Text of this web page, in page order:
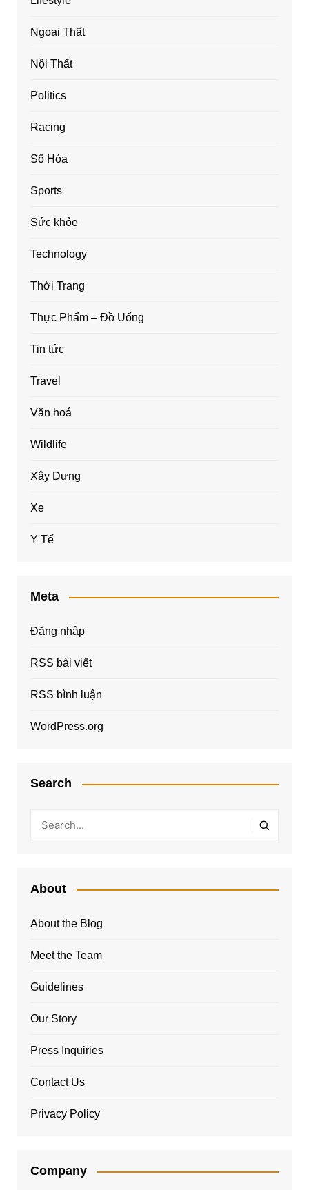
Ngoại Thất
Nội Thất
Politics
Racing
Số Hóa
Sports
Sức khỏe
Technology
Thời Trang
Thực Phẩm – Đồ Uống
Tin tức
Travel
Văn hoá
Wildlife
Xây Dựng
Xe
Y Tế
Meta
Đăng nhập
RSS bài viết
RSS bình luận
WordPress.org
Search
About
About the Blog
Meet the Team
Guidelines
Our Story
Press Inquiries
Contact Us
Privacy Policy
Company